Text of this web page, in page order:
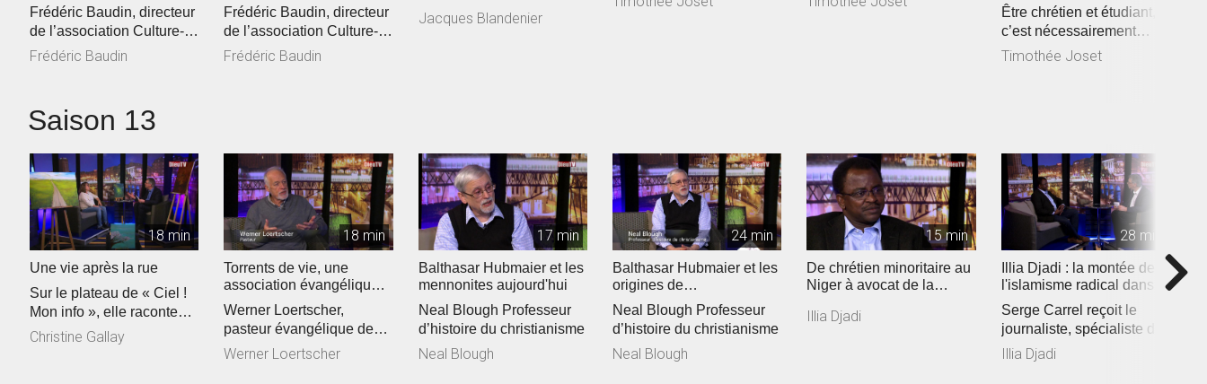
Frédéric Baudin, directeur
de l’association Culture-
Environnement-Médias
Frédéric Baudin
Frédéric Baudin, directeur
de l’association Culture-
Environnement-Médias
Frédéric Baudin
Jacques Blandenier
Être chrétien et étudiant,
c’est nécessairement
assister à la rencontre e...
Timothée Joset
Saison 13
18 min
Une vie après la rue
Sur le plateau de « Ciel !
Mon info », elle raconte
son parcours de vie… ...
Christine Gallay
18 min
Torrents de vie, une
association évangélique
sur la sellette ?
Werner Loertscher,
pasteur évangélique de
L’association Torrents de
Werner Loertscher
17 min
Balthasar Hubmaier et les
mennonites aujourd'hui
Neal Blough Professeur
d’histoire du christianisme
Neal Blough
24 min
Balthasar Hubmaier et les
origines de
l'anabaptisme »
Neal Blough Professeur
d’histoire du christianisme
Neal Blough
15 min
De chrétien minoritaire au
Niger à avocat de la
Illia Djadi
28 min
Illia Djadi : la montée de
l'islamisme radical dans
les pays du Sahel
Serge Carrel reçoit le
journaliste, spécialiste de
l’Afrique de l’Ouest Mo...
Illia Djadi